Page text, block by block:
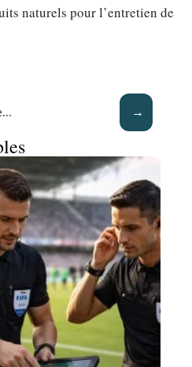
naturels pour l’entretien de